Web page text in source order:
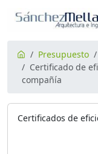
Presupuesto
Certificado de
compañía
Certificados de